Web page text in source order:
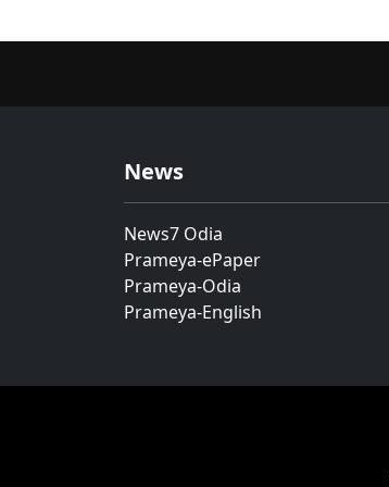
News
News7 Odia
Prameya-ePaper
Prameya-Odia
Prameya-English